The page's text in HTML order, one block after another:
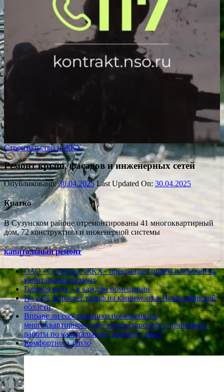
Строительство и ЖКХ
Ремонт крыш, фасадов и инженерных сетей
Опубликовано:30.04.2025 Last Updated On: 30.04.2025
Кратко
В Сузунском районе отремонтированы 41 многоквартирный
дом, 72 конструктива и инженерной системы
капитальный ремонт
ОАО «Сузунское ЖКХ» прекращает приём платежей за
капитальный ремонт
Горячая вода – в каждом помещении
На 24% вырастет тариф на капремонт в Новосибирской
области
Вправе ли собственники помещений в
многоквартирном доме контролировать и принимать
работы по капитальному ремонту дома?
Комфортно и тепло